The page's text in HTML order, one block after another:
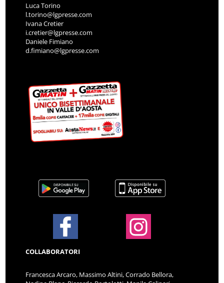
Luca Torino
l.torino@lgpresse.com
Ivana Cretier
i.cretier@lgpresse.com
Daniele Fimiano
d.fimiano@lgpresse.com
COLLABORATORI
Francesca Arcaro, Massimo Altini, Corrado Bellora,